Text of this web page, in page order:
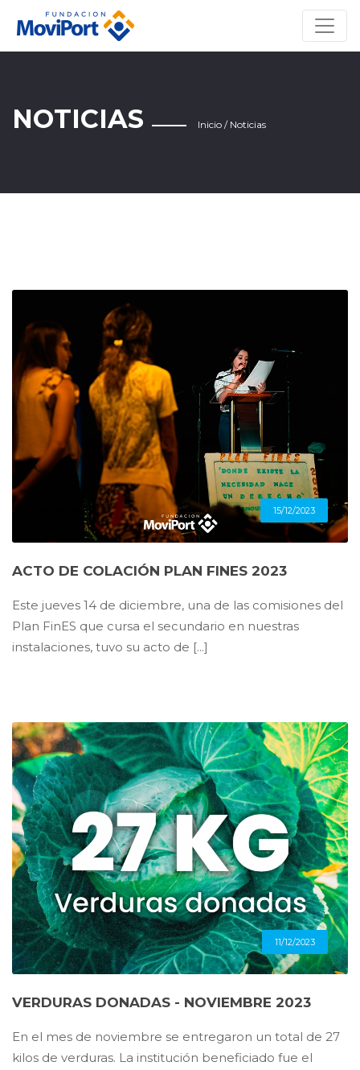
NOTICIAS Inicio / Noticias
15/12/2023
ACTO DE COLACIÓN PLAN FINES 2023
Este jueves 14 de diciembre, una de las comisiones del
Plan FinES que cursa el secundario en nuestras
instalaciones, tuvo su acto de [...]
11/12/2023
VERDURAS DONADAS - NOVIEMBRE 2023
En el mes de noviembre se entregaron un total de 27
kilos de verduras. La institución beneficiado fue el